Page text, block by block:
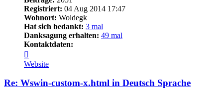
Registriert: 04 Aug 2014 17:47
Wohnort: Woldegk
Hat sich bedankt: 3 mal
Danksagung erhalten: 49 mal
Kontaktdaten:
von
Tex
Website
Re: Wswin-custom-x.html in Deutsch Sprache